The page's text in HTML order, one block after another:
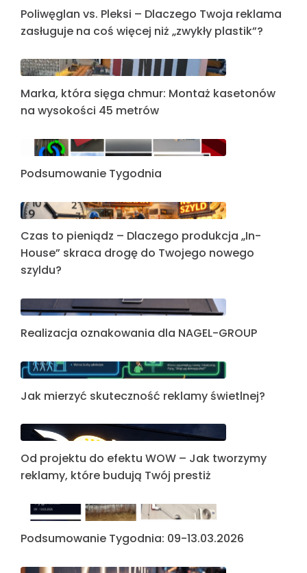
Poliwęglan vs. Pleksi – Dlaczego Twoja reklama
zasługuje na coś więcej niż „zwykły plastik”?
Marka, która sięga chmur: Montaż kasetonów
na wysokości 45 metrów
Podsumowanie Tygodnia
Czas to pieniądz – Dlaczego produkcja „In-
House” skraca drogę do Twojego nowego
szyldu?
Realizacja oznakowania dla NAGEL-GROUP
Jak mierzyć skuteczność reklamy świetlnej?
Od projektu do efektu WOW – Jak tworzymy
reklamy, które budują Twój prestiż
Podsumowanie Tygodnia: 09-13.03.2026